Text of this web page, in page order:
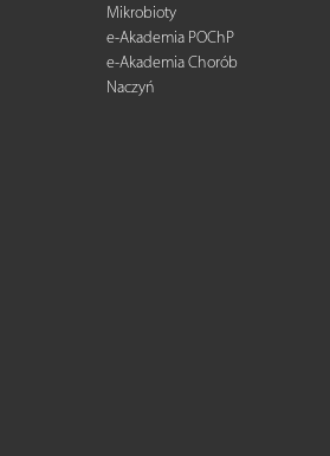
Mikrobioty
e-Akademia POChP
e-Akademia Chorób
Naczyń